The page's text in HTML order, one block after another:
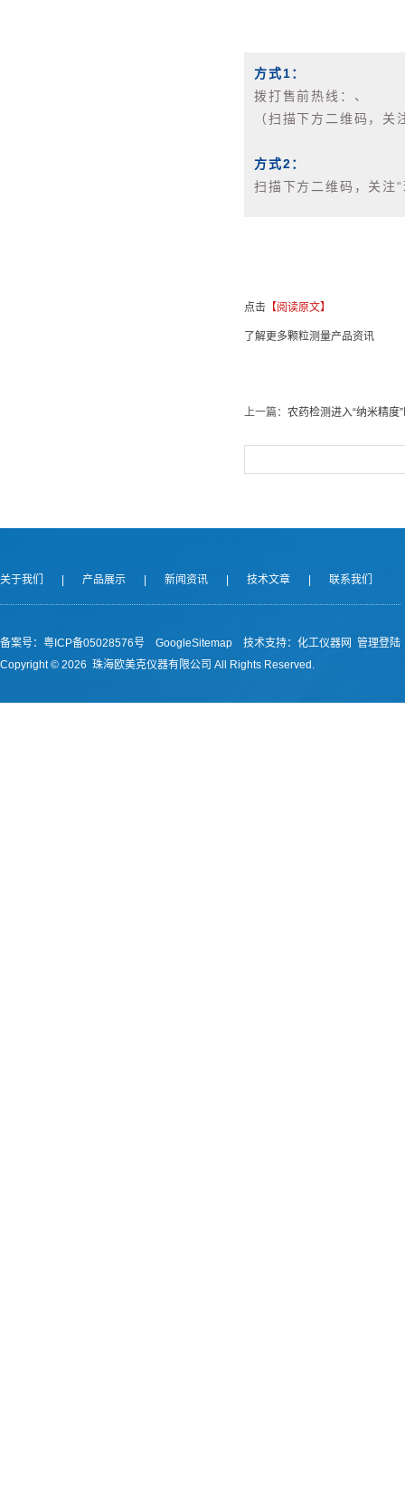
方式1：
拨打售前热线：、
（扫描下方二维码，
方式2：
扫描下方二维码，关注
点击 【阅读原文】
了解更多颗粒测量产品资讯
上一篇： 农药检测进入“纳米精
关于我们 产品展示 新闻资讯 技术文章 联系我们
备案号： 粤ICP备05028576号 GoogleSitemap 技术支持： 化工仪器网 管理登陆
Copyright © 2026 珠海欧美克仪器有限公司 All Rights Reserved.